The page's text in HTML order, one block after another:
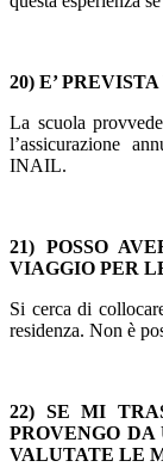
20) E’
La scuola
l’assicurazione
INAIL.
21) POSSO
VIAGGIO PER
Si cerca di
residenza. Non è
22) SE MI
PROVENGO DA
VALUTATE LE